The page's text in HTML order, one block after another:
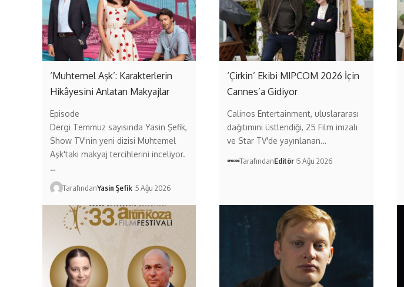
‘Muhtemel Aşk’: Karakterlerin
Hikâyesini Anlatan Makyajlar
Episode
Dergi Temmuz sayısında Yasin Şefik,
Show TV'nin yeni dizisi Muhtemel
Aşk'taki makyaj tercihlerini inceliyor.
…
TarafındanYasin Şefik 5 Ağu 2026
‘Çirkin’ Ekibi MIPCOM 2026 İçin
Cannes’a Gidiyor
Calinos Entertainment, uluslararası
dağıtımını üstlendiği, 25 Film imzalı
ve Star TV'de yayınlanan…
TarafındanEditör 5 Ağu 2026